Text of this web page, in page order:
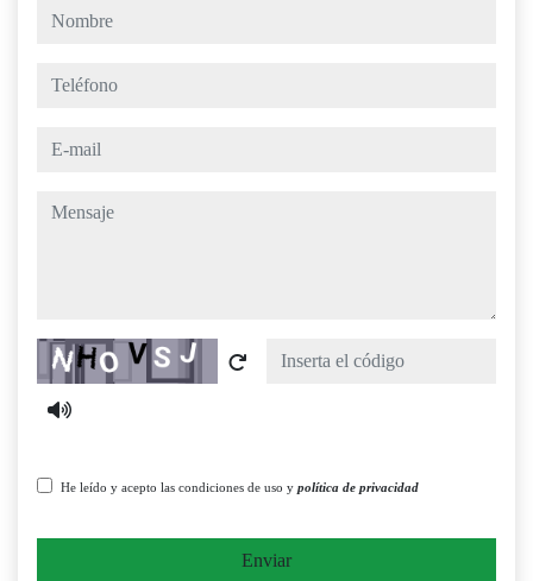
nombre
teléfono
e-mail
mensaje
Captcha
He leído y acepto las condiciones de uso y política de privacidad
Enviar